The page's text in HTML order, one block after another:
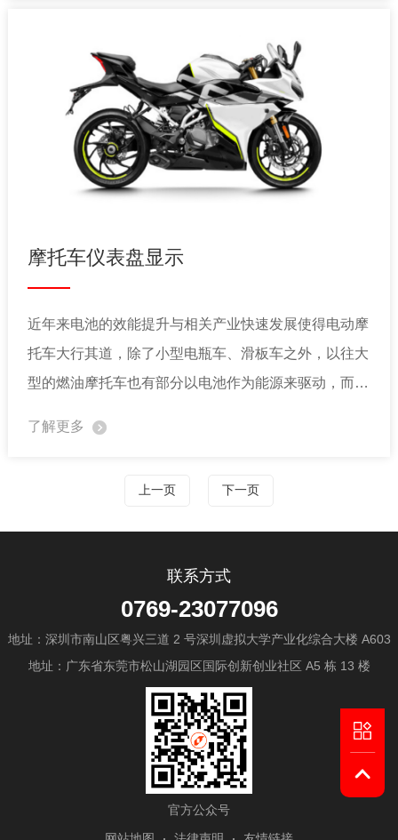
摩托车仪表盘显示
近年来电池的效能提升与相关产业快速发展使得电动摩
托车大行其道，除了小型电瓶车、滑板车之外，以往大
型的燃油摩托车也有部分以电池作为能源来驱动，而摩
件图形加速引擎（BTE）与 2D 加速器，提供的显示效
能满足此类摩托车彩屏显示需求。
了解更多
上一页 下一页
联系方式
0769-23077096
地址：深圳市南山区粤兴三道 2 号深圳虚拟大学产业化综合大楼 A603
地址：广东省东莞市松山湖园区国际创新创业社区 A5 栋 13 楼
官方公众号